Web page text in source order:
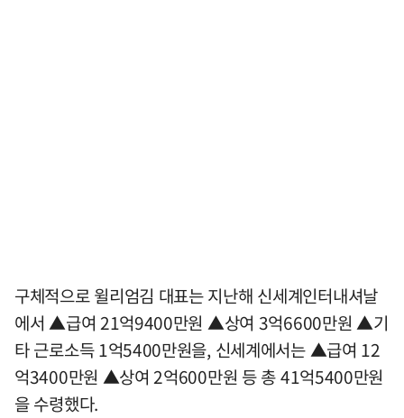
구체적으로 윌리엄김 대표는 지난해 신세계인터내셔날
에서 ▲급여 21억9400만원 ▲상여 3억6600만원 ▲기
타 근로소득 1억5400만원을, 신세계에서는 ▲급여 12
억3400만원 ▲상여 2억600만원 등 총 41억5400만원
을 수령했다.